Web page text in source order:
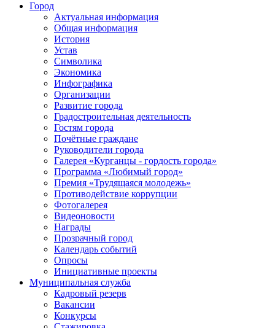
Город
Актуальная информация
Общая информация
История
Устав
Символика
Экономика
Инфографика
Организации
Развитие города
Градостроительная деятельность
Гостям города
Почётные граждане
Руководители города
Галерея «Курганцы - гордость города»
Программа «Любимый город»
Премия «Трудящаяся молодежь»
Противодействие коррупции
Фотогалерея
Видеоновости
Награды
Прозрачный город
Календарь событий
Опросы
Инициативные проекты
Муниципальная служба
Кадровый резерв
Вакансии
Конкурсы